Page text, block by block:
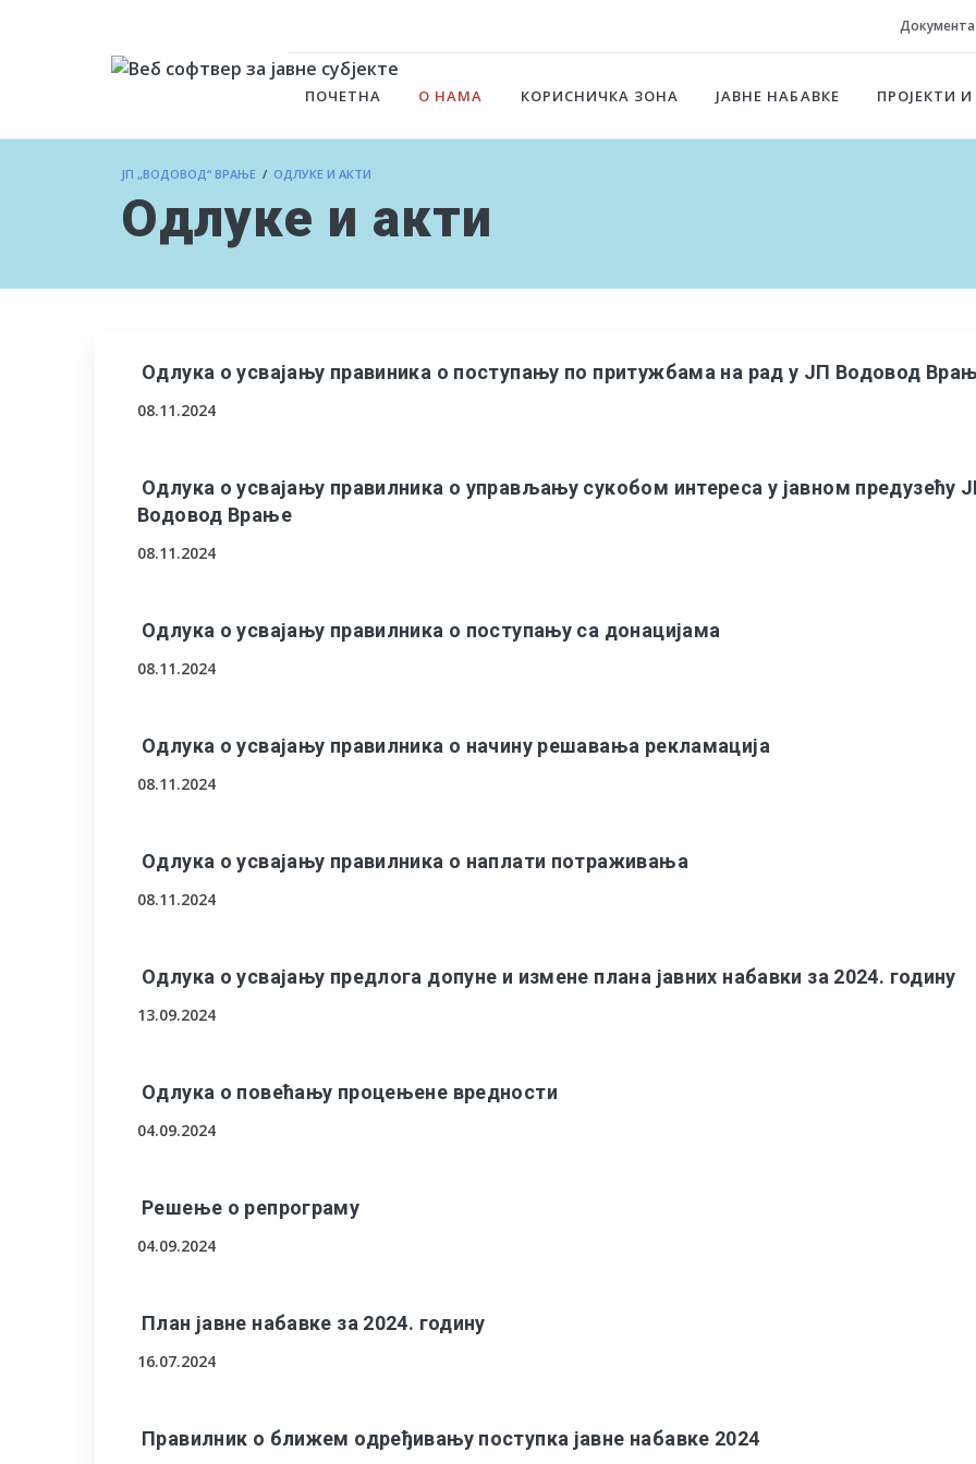
Документа
ПОЧЕТНА О НАМА КОРИСНИЧКА ЗОНА ЈАВНЕ НАБАВКЕ ПРОЈЕКТИ
ЈП „ВОДОВОД“ ВРАЊЕ / ОДЛУКЕ И АКТИ
Одлуке и акти
Одлука о усвајању правиника о поступању по притужбама на рад у ЈП Водовод
08.11.2024
Одлука о усвајању правилника о управљању сукобом интереса у јавном предузећу
Водовод Врање
08.11.2024
Одлука о усвајању правилника о поступању са донацијама
08.11.2024
Одлука о усвајању правилника о начину решавања рекламација
08.11.2024
Одлука о усвајању правилника о наплати потраживања
08.11.2024
Одлука о усвајању предлога допуне и измене плана јавних набавки за 2024. годину
13.09.2024
Одлука о повећању процењене вредности
04.09.2024
Решење о репрограму
04.09.2024
План јавне набавке за 2024. годину
16.07.2024
Правилник о ближем одређивању поступка јавне набавке 2024